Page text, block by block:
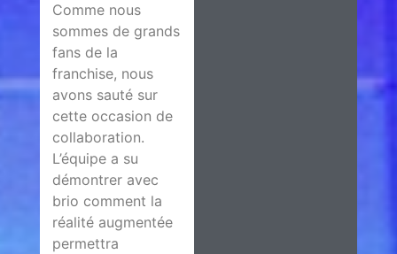
Comme nous
sommes de grands
fans de la
franchise, nous
avons sauté sur
cette occasion de
collaboration.
L’équipe a su
démontrer avec
brio comment la
réalité augmentée
permettra